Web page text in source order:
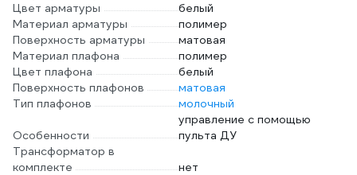
Цвет арматуры
белый
Материал арматуры
полимер
Поверхность арматуры
матовая
Материал плафона
полимер
Цвет плафона
белый
Поверхность плафонов
матовая
Тип плафонов
молочный
Особенности
управление с помощью
пульта ДУ
Трансформатор в
комплекте
нет